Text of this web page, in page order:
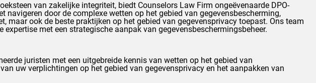
van zakelijke integriteit, biedt Counselors Law Firm ongeëvenaarde DPO-
door de complexe wetten op het gebied van gegevensbescherming,
maar ook de beste praktijken op het gebied van gegevensprivacy toepast. Ons team
met een strategische aanpak van gegevensbeschermingsbeheer.
juristen met een uitgebreide kennis van wetten op het gebied van
uw verplichtingen op het gebied van gegevensprivacy en het aanpakken van